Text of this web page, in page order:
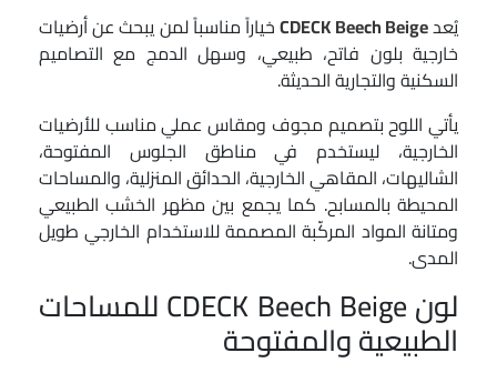
يُعدCDECK Beech Beigeخياراً مناسباً لمن يبحث عن أرضيات
خارجية بلون فاتح، طبيعي، وسهل الدمج مع التصاميم
السكنية والتجارية الحديثة.
يأتي اللوح بتصميم مجوف ومقاس عملي مناسب للأرضيات
الخارجية، ليستخدم في مناطق الجلوس المفتوحة،
الشاليهات، المقاهي الخارجية، الحدائق المنزلية، والمساحات
المحيطة بالمسابح. كما يجمع بين مظهر الخشب الطبيعي
ومتانة المواد المركّبة المصممة للاستخدام الخارجي طويل
المدى.
لون CDECK Beech Beige للمساحات
الطبيعية والمفتوحة